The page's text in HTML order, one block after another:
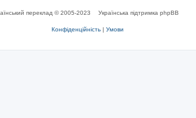
переклад © 2005-2023 Українська підтримка phpBB
Конфіденційність | Умови